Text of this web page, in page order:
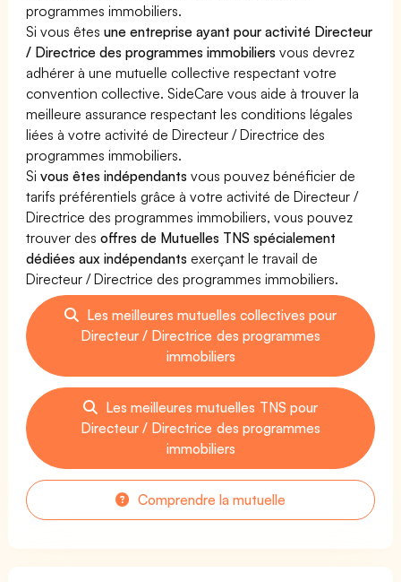
programmes immobiliers.
Si vous êtesune entreprise ayant pour activité Directeur
/ Directrice des programmes immobiliers vous devrez
adhérer à une mutuelle collective respectant votre
convention collective. SideCare vous aide à trouver la
meilleure assurance respectant les conditions légales
liées à votre activité de Directeur / Directrice des
programmes immobiliers.
Sivous êtes indépendants vous pouvez bénéficier de
tarifs préférentiels grâce à votre activité de Directeur /
Directrice des programmes immobiliers, vous pouvez
trouver desoffres de Mutuelles TNS spécialement
dédiées aux indépendants exerçant le travail de
Directeur / Directrice des programmes immobiliers.
Les meilleures mutuelles collectives pour
Directeur / Directrice des programmes
immobiliers
Les meilleures mutuelles TNS pour
Directeur / Directrice des programmes
immobiliers
Comprendre la mutuelle